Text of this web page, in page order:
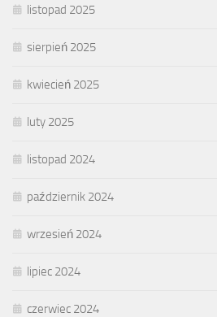
listopad 2025
sierpień 2025
kwiecień 2025
luty 2025
listopad 2024
październik 2024
wrzesień 2024
lipiec 2024
czerwiec 2024